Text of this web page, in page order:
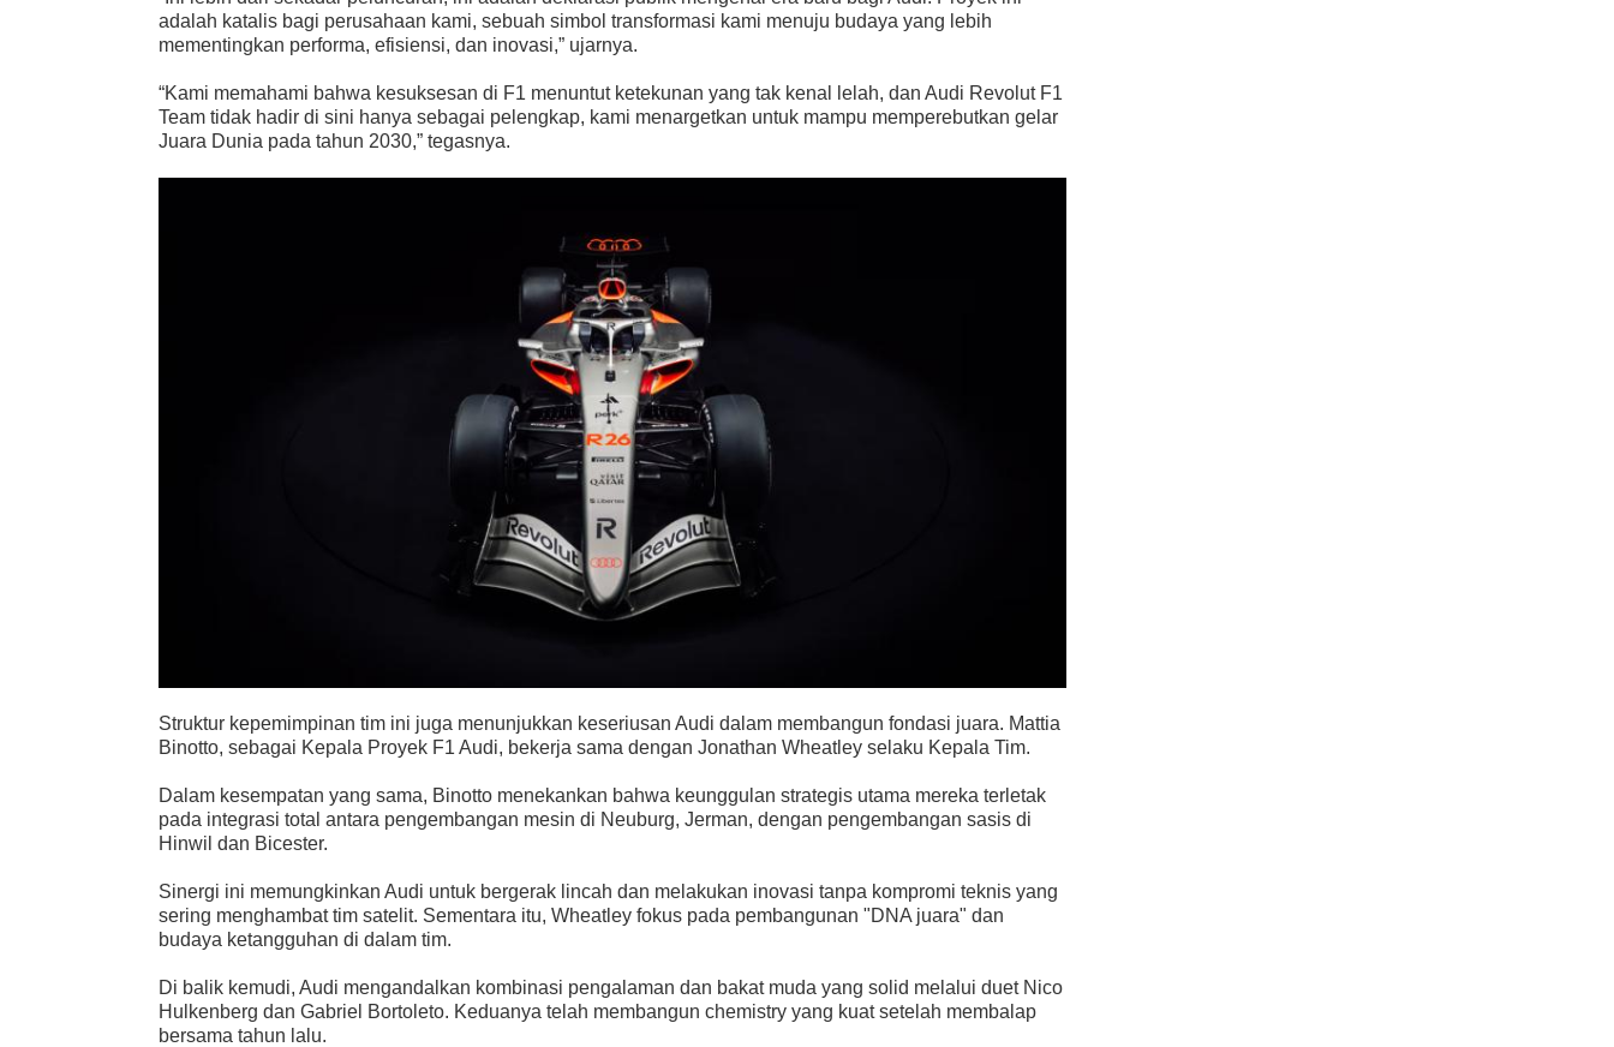
adalah katalis bagi perusahaan kami, sebuah simbol transformasi kami menuju budaya yang lebih
mementingkan performa, efisiensi, dan inovasi,” ujarnya.
“Kami memahami bahwa kesuksesan di F1 menuntut ketekunan yang tak kenal lelah, dan Audi Revolut F1
Team tidak hadir di sini hanya sebagai pelengkap, kami menargetkan untuk mampu memperebutkan gelar
Juara Dunia pada tahun 2030,” tegasnya.
Struktur kepemimpinan tim ini juga menunjukkan keseriusan Audi dalam membangun fondasi juara. Mattia
Binotto, sebagai Kepala Proyek F1 Audi, bekerja sama dengan Jonathan Wheatley selaku Kepala Tim.
Dalam kesempatan yang sama, Binotto menekankan bahwa keunggulan strategis utama mereka terletak
pada integrasi total antara pengembangan mesin di Neuburg, Jerman, dengan pengembangan sasis di
Hinwil dan Bicester.
Sinergi ini memungkinkan Audi untuk bergerak lincah dan melakukan inovasi tanpa kompromi teknis yang
sering menghambat tim satelit. Sementara itu, Wheatley fokus pada pembangunan "DNA juara" dan
budaya ketangguhan di dalam tim.
Di balik kemudi, Audi mengandalkan kombinasi pengalaman dan bakat muda yang solid melalui duet Nico
Hulkenberg dan Gabriel Bortoleto. Keduanya telah membangun chemistry yang kuat setelah membalap
bersama tahun lalu.